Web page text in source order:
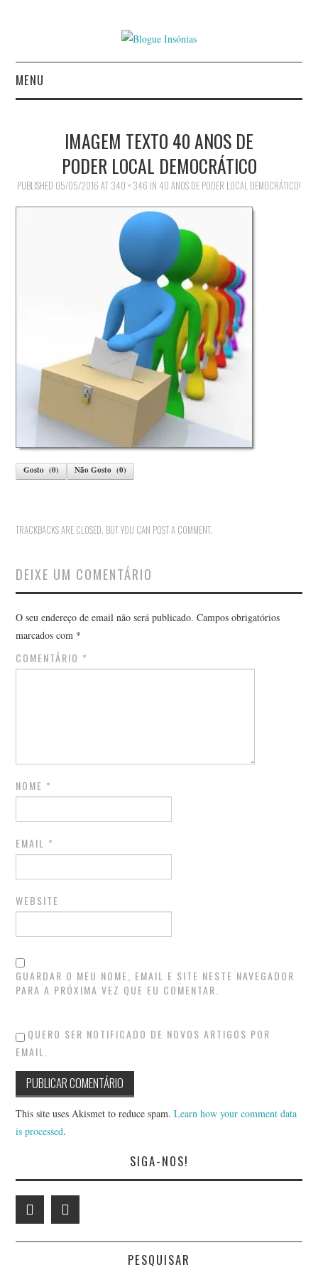
MENU
AUTORES
CONTACTO
IMAGEM TEXTO 40 ANOS DE
PODER LOCAL DEMOCRÁTICO
PUBLISHED 05/05/2016 AT 340 × 346 IN 40 ANOS DE PODER LOCAL DEMOCRÁTICO!
Gosto (0) Não Gosto (0)
TRACKBACKS ARE CLOSED, BUT YOU CAN POST A COMMENT.
DEIXE UM COMENTÁRIO
O seu endereço de email não será publicado. Campos obrigatórios
marcados com *
COMENTÁRIO *
NOME *
EMAIL *
WEBSITE
GUARDAR O MEU NOME, EMAIL E SITE NESTE NAVEGADOR
PARA A PRÓXIMA VEZ QUE EU COMENTAR.
QUERO SER NOTIFICADO DE NOVOS ARTIGOS POR
EMAIL.
This site uses Akismet to reduce spam.Learn how your comment data
is processed.
SIGA-NOS!
PESQUISAR